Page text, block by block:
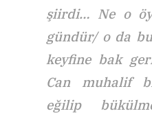
şiirdi… Ne o
gündür/ o da
keyfine bak
Can muhalif
eğilip